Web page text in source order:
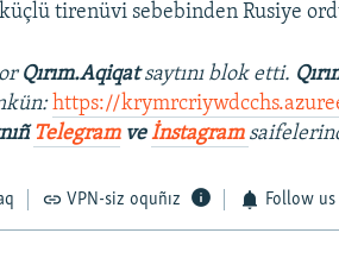
tirenüvi sebebinden Rusiye
Qırım.Aqiqatsaytını blok etti.
https://
Telegramveİnstagram
VPN-siz oquñız Follow us